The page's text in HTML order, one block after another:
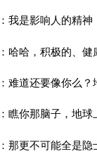
我是影响人的精神
哈哈，积极的、健
难道还要像你么？
瞧你那脑子，地球
那更不可能全是